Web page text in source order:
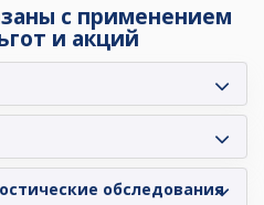
с применением
и акций
обследования